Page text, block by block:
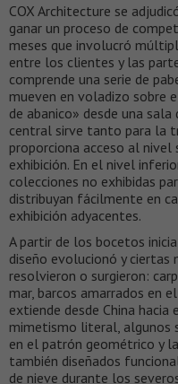
COX Architecture se
ganar un proceso de
meses que involucró
entre los clientes y las
comprende una serie de
mueven en voladizo sobre
de abanico» desde una
central sirve tanto para la
proporciona acceso al nivel
exhibición. En el nivel
colecciones no exhibidas
distribuyan fácilmente en
exhibición adyacentes.
A partir de los bocetos
diseño evolucionó y
resolvieron o surgieron:
mar, barcos amarrados en
extiende desde China
mimetismo literal, algunos
en el patrón geométrico y
también diseñados
de nieve durante los